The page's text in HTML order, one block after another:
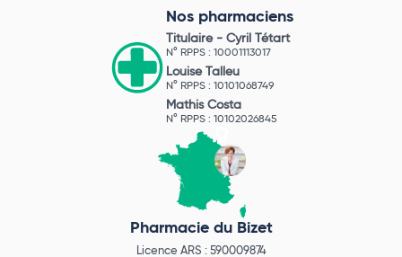
Nos pharmaciens
Titulaire - Cyril Tétart
N° RPPS : 10001113017
Louise Talleu
N° RPPS : 10101068749
Mathis Costa
N° RPPS : 10102026845
Pharmacie du Bizet
Licence ARS : 590009874